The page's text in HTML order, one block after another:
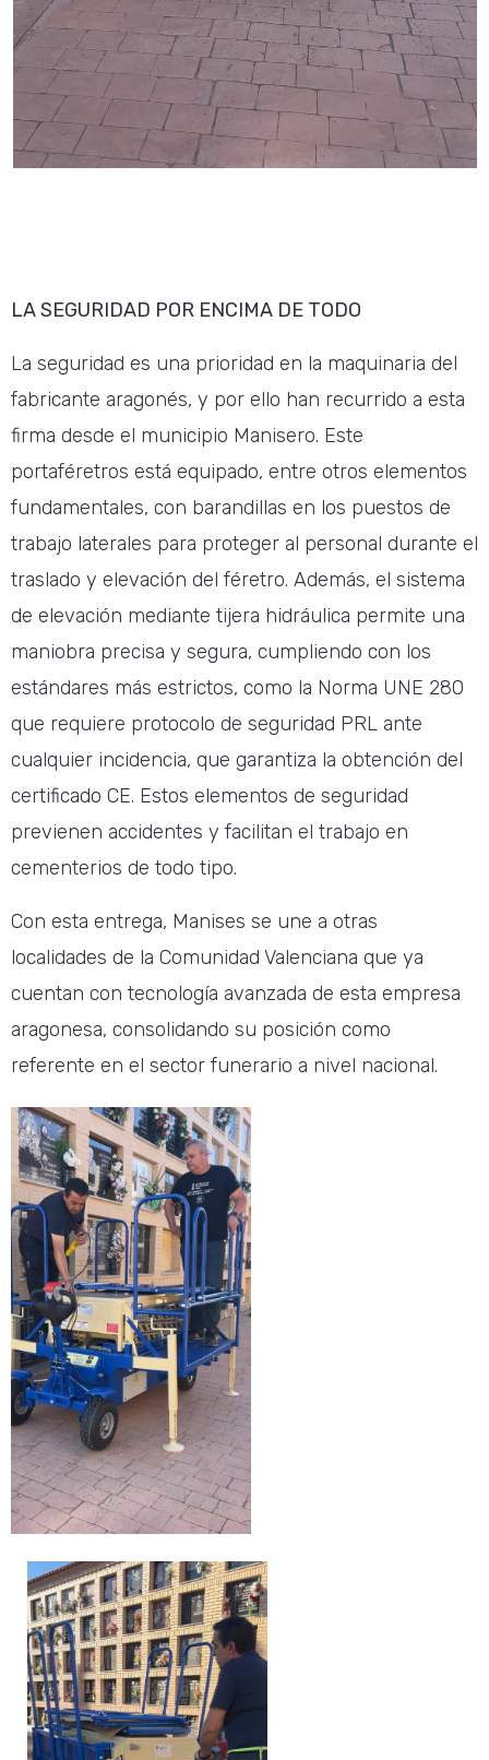
LA SEGURIDAD POR ENCIMA DE TODO
La seguridad es una prioridad en la maquinaria del
fabricante aragonés, y por ello han recurrido a esta
firma desde el municipio Manisero. Este
portaféretros está equipado, entre otros elementos
fundamentales, con barandillas en los puestos de
trabajo laterales para proteger al personal durante el
traslado y elevación del féretro. Además, el sistema
de elevación mediante tijera hidráulica permite una
maniobra precisa y segura, cumpliendo con los
estándares más estrictos, como la Norma UNE 280
que requiere protocolo de seguridad PRL ante
cualquier incidencia, que garantiza la obtención del
certificado CE. Estos elementos de seguridad
previenen accidentes y facilitan el trabajo en
cementerios de todo tipo.
Con esta entrega, Manises se une a otras
localidades de la Comunidad Valenciana que ya
cuentan con tecnología avanzada de esta empresa
aragonesa, consolidando su posición como
referente en el sector funerario a nivel nacional.